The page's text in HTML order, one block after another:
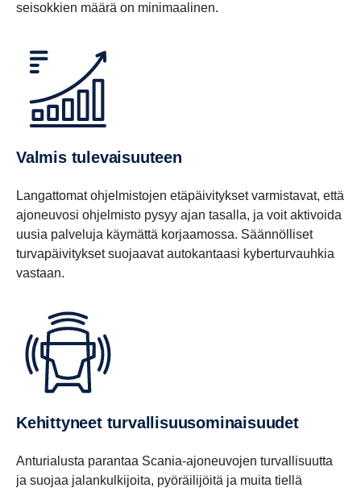
seisokkien määrä on minimaalinen.
Valmis tulevaisuuteen
Langattomat ohjelmistojen etäpäivitykset varmistavat, että
ajoneuvosi ohjelmisto pysyy ajan tasalla, ja voit aktivoida
uusia palveluja käymättä korjaamossa. Säännölliset
turvapäivitykset suojaavat autokantaasi kyberturvauhkia
vastaan.
Kehittyneet turvallisuusominaisuudet
Anturialusta parantaa Scania-ajoneuvojen turvallisuutta
ja suojaa jalankulkijoita, pyöräilijöitä ja muita tiellä